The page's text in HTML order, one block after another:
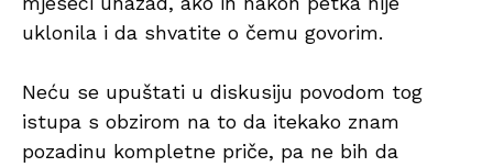
uklonila i da shvatite o čemu govorim.
Neću se upuštati u diskusiju povodom tog
istupa s obzirom na to da itekako znam
pozadinu kompletne priče, pa ne bih da